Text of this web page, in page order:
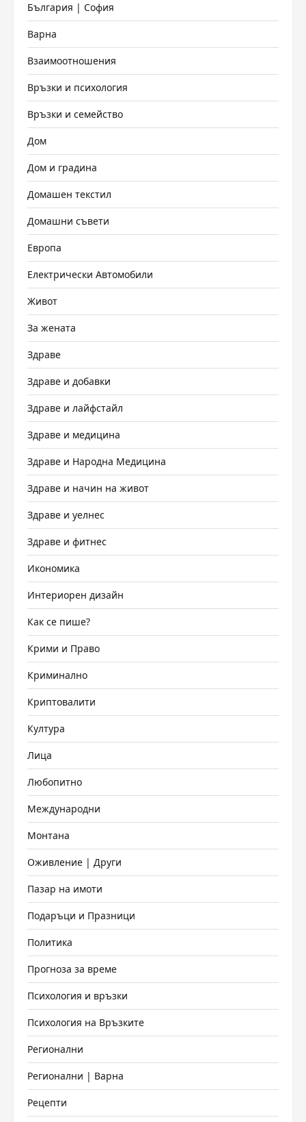
България | София
Варна
Взаимоотношения
Връзки и психология
Връзки и семейство
Дом
Дом и градина
Домашен текстил
Домашни съвети
Европа
Електрически Автомобили
Живот
За жената
Здраве
Здраве и добавки
Здраве и лайфстайл
Здраве и медицина
Здраве и Народна Медицина
Здраве и начин на живот
Здраве и уелнес
Здраве и фитнес
Икономика
Интериорен дизайн
Как се пише?
Крими и Право
Криминално
Криптовалити
Култура
Лица
Любопитно
Международни
Монтана
Оживление | Други
Пазар на имоти
Подаръци и Празници
Политика
Прогноза за време
Психология и връзки
Психология на Връзките
Регионални
Регионални | Варна
Рецепти